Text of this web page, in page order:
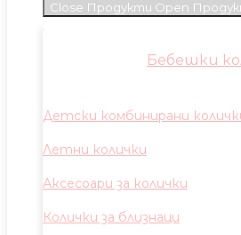
Close Продукти Open
Бебешки
Детски комбинирани
Летни колички
Аксесоари за колички
Колички за близнаци